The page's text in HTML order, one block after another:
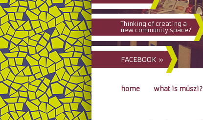
Thinking of creating a
new community space?
FACEBOOK »
home what is müszi?